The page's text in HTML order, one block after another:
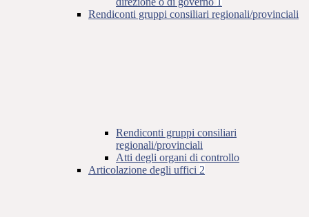
Rendiconti gruppi consiliari regionali/provinciali
Rendiconti gruppi consiliari
regionali/provinciali
Atti degli organi di controllo
Articolazione degli uffici 2